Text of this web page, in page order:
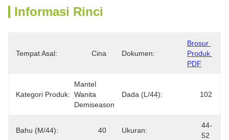
Informasi Rinci
Tempat Asal: Cina Dokumen:
Brosur
Produk
PDF
Kategori Produk:
Mantel
Wanita
Demiseason
Dada (L/44): 102
Bahu (M/44): 40 Ukuran:
44-
52